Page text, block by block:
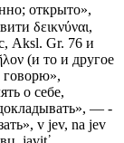
открыто»,
δεικνύναι,
Aksl. Gr. 76 и
(и то и другое
говорю»,
о себе,
— -
v jev, nа jеv